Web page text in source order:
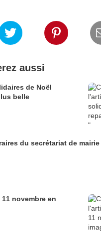
aussi
de Noël
belle
du secrétariat de mairie
novembre en